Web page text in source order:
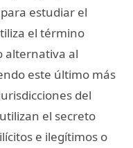
estudiar el
el término
alternativa al
este último más
del
el secreto
e ilegítimos o